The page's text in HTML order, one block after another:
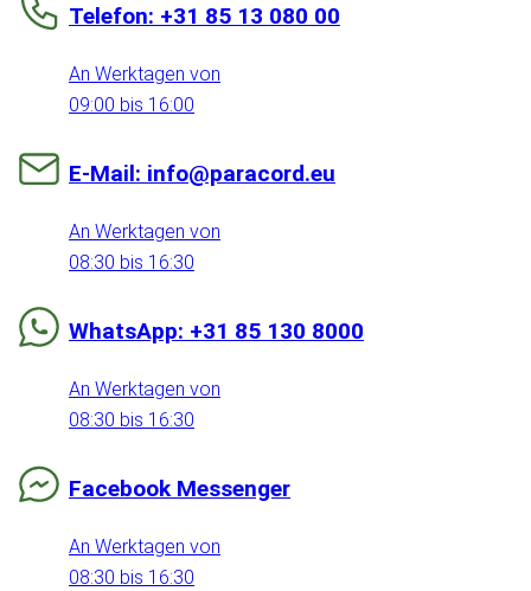
Telefon: +31 85 13 080 00
An Werktagen von
09:00 bis 16:00
E-Mail: info@paracord.eu
An Werktagen von
08:30 bis 16:30
WhatsApp: +31 85 130 8000
An Werktagen von
08:30 bis 16:30
Facebook Messenger
An Werktagen von
08:30 bis 16:30